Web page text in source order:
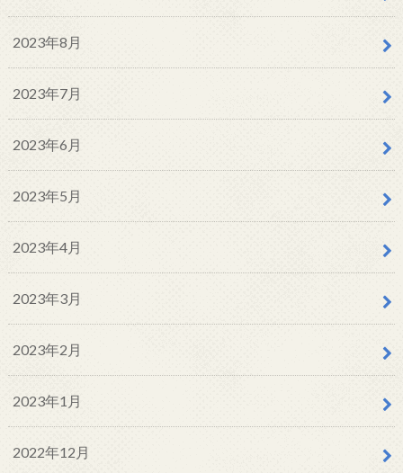
2023年8月
2023年7月
2023年6月
2023年5月
2023年4月
2023年3月
2023年2月
2023年1月
2022年12月